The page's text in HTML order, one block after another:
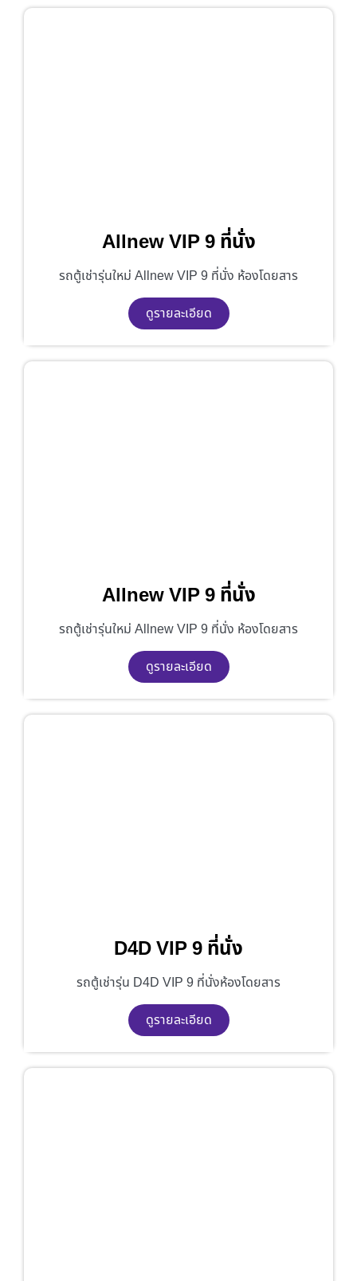
Allnew VIP 9 ที่นั่ง
รถตู้เช่ารุ่นใหม่ Allnew VIP 9 ที่นั่ง ห้องโดยสาร
ดูรายละเอียด
Allnew VIP 9 ที่นั่ง
รถตู้เช่ารุ่นใหม่ Allnew VIP 9 ที่นั่ง ห้องโดยสาร
ดูรายละเอียด
D4D VIP 9 ที่นั่ง
รถตู้เช่ารุ่น D4D VIP 9 ที่นั่งห้องโดยสาร
ดูรายละเอียด